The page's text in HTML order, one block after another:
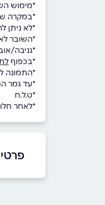
*מימוש
*במקרה
*לא ניתן
*השובר לא
*גניבה/
*בכפוף
*התמונה
*עד גמר
*ט.ל.ח
*לאחר